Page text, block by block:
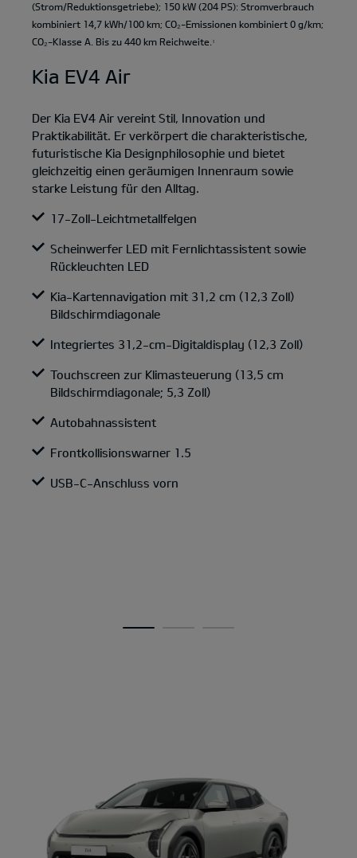
(Strom/Reduktionsgetriebe); 150 kW (204 PS): Stromverbrauch
kombiniert 14,7 kWh/100 km; CO₂-Emissionen kombiniert 0 g/km;
CO₂-Klasse A. Bis zu 440 km Reichweite.
1
Kia EV4 Air
Der Kia EV4 Air vereint Stil, Innovation und
Praktikabilität. Er verkörpert die charakteristische,
futuristische Kia Designphilosophie und bietet
gleichzeitig einen geräumigen Innenraum sowie
starke Leistung für den Alltag.
17-Zoll-Leichtmetallfelgen
Scheinwerfer LED mit Fernlichtassistent sowie
Rückleuchten LED
Kia-Kartennavigation mit 31,2 cm (12,3 Zoll)
Bildschirmdiagonale
Integriertes 31,2-cm-Digitaldisplay (12,3 Zoll)
Touchscreen zur Klimasteuerung (13,5 cm
Bildschirmdiagonale; 5,3 Zoll)
Autobahnassistent
Frontkollisionswarner 1.5
USB-C-Anschluss vorn